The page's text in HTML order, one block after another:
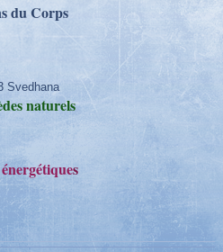
du Corps
Svedhana
naturels
énergétiques